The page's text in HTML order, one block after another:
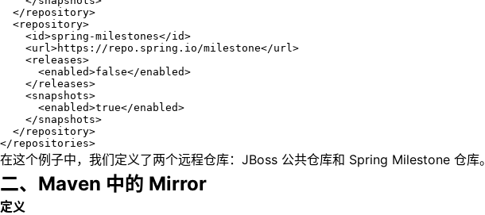
</repository>
<repository>
<id>spring-milestones</id>
<url>https://repo.spring.io/milestone</url>
<releases>
<enabled>false</enabled>
</releases>
<snapshots>
<enabled>true</enabled>
</snapshots>
</repository>
</repositories>
在这个例子中，我们定义了两个远程仓库：JBoss 公共仓库和 Spring Milestone 仓库。
二、Maven 中的 Mirror
定义